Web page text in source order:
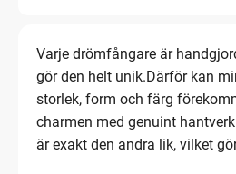
Varje drömfångare är
gör den helt unik.Därför kan
storlek, form och färg
charmen med genuint
är exakt den andra lik, vilket